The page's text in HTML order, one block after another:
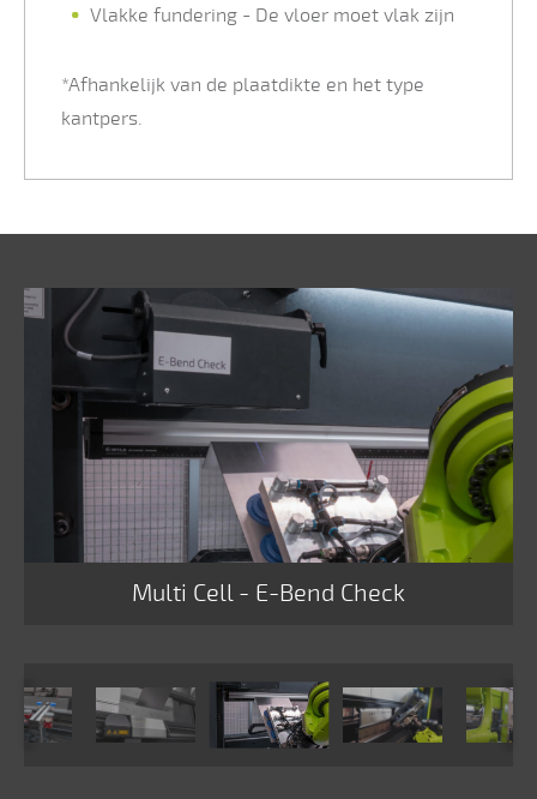
Vlakke fundering - De vloer moet vlak zijn
*Afhankelijk van de plaatdikte en het type
kantpers.
Multi Cell - E-Bend Check